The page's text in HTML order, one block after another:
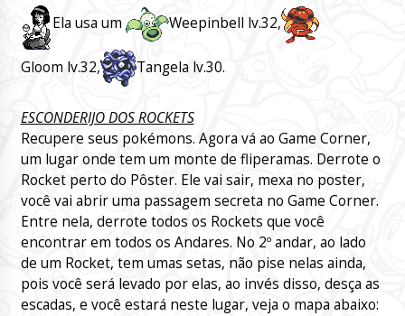
Ela usa um
Weepinbell lv.32,
Gloom lv.32, Tangela lv.30.
ESCONDERIJO DOS ROCKETS
Recupere seus pokémons. Agora vá ao Game Corner,
um lugar onde tem um monte de fliperamas. Derrote o
Rocket perto do Pôster. Ele vai sair, mexa no poster,
você vai abrir uma passagem secreta no Game Corner.
Entre nela, derrote todos os Rockets que você
encontrar em todos os Andares. No 2º andar, ao lado
de um Rocket, tem umas setas, não pise nelas ainda,
pois você será levado por elas, ao invés disso, desça as
escadas, e você estará neste lugar, veja o mapa abaixo: